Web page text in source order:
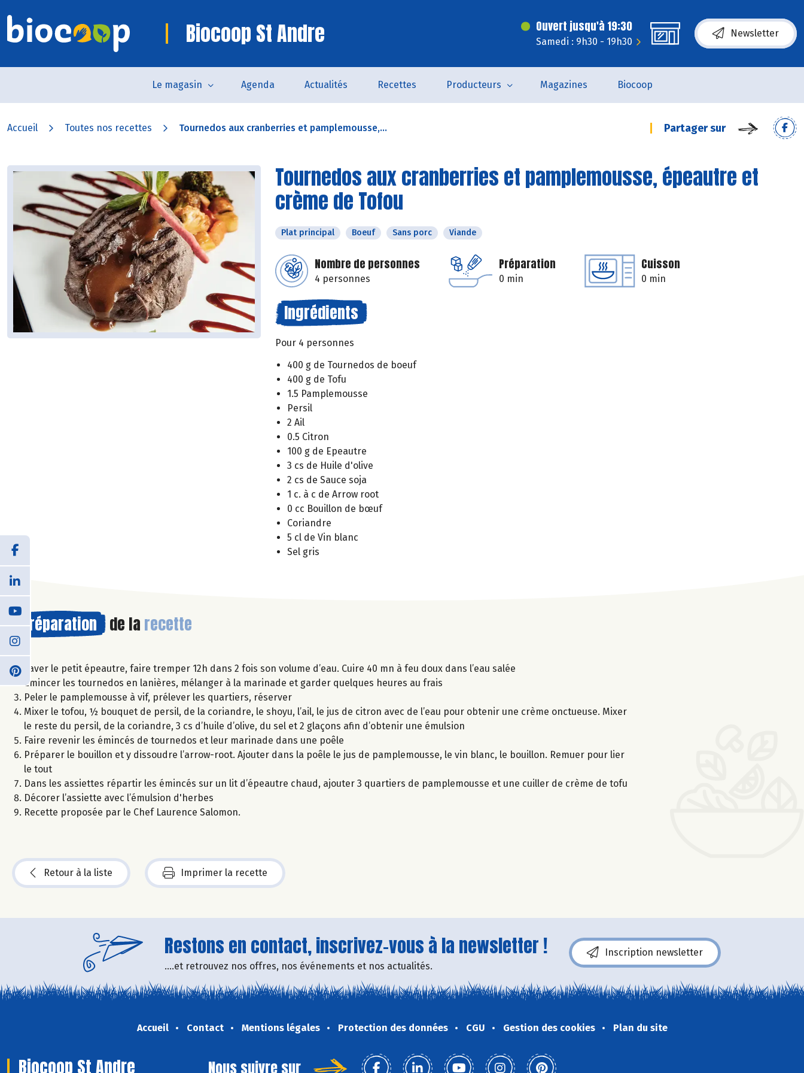
Biocoop St Andre Ouvert jusqu'à 19:30
Samedi : 9h30 - 19h30
Newsletter
Le magasin Agenda Actualités Recettes Producteurs Magazines Biocoop
Accueil Toutes nos recettes Tournedos aux cranberries et pamplemousse,... Partager sur
Tournedos aux cranberries et pamplemousse, épeautre et
crème de Tofou
Plat principal Boeuf Sans porc Viande
Nombre de personnes
4 personnes
Préparation
0 min
Cuisson
0 min
Ingrédients
Pour 4 personnes
400 g de Tournedos de boeuf
400 g de Tofu
1.5 Pamplemousse
Persil
2 Ail
0.5 Citron
100 g de Epeautre
3 cs de Huile d'olive
2 cs de Sauce soja
1 c. à c de Arrow root
0 cc Bouillon de bœuf
Coriandre
5 cl de Vin blanc
Sel gris
Préparation de la recette
Laver le petit épeautre, faire tremper 12h dans 2 fois son volume d’eau. Cuire 40 mn à feu doux dans l’eau salée
Emincer les tournedos en lanières, mélanger à la marinade et garder quelques heures au frais
Peler le pamplemousse à vif, prélever les quartiers, réserver
Mixer le tofou, ½ bouquet de persil, de la coriandre, le shoyu, l’ail, le jus de citron avec de l’eau pour obtenir une crème onctueuse. Mixer
le reste du persil, de la coriandre, 3 cs d’huile d’olive, du sel et 2 glaçons afin d’obtenir une émulsion
Faire revenir les émincés de tournedos et leur marinade dans une poêle
Préparer le bouillon et y dissoudre l’arrow-root. Ajouter dans la poêle le jus de pamplemousse, le vin blanc, le bouillon. Remuer pour lier
le tout
Dans les assiettes répartir les émincés sur un lit d’épeautre chaud, ajouter 3 quartiers de pamplemousse et une cuiller de crème de tofu
Décorer l’assiette avec l’émulsion d'herbes
Recette proposée par le Chef Laurence Salomon.
Retour à la liste Imprimer la recette
Restons en contact, inscrivez-vous à la newsletter !
....et retrouvez nos offres, nos événements et nos actualités.
Inscription newsletter
Accueil Contact Mentions légales Protection des données CGU Gestion des cookies Plan du site
Biocoop St Andre Nous suivre sur